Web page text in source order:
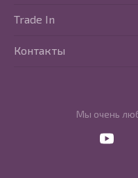
Мы очень
Trade In
Контакты